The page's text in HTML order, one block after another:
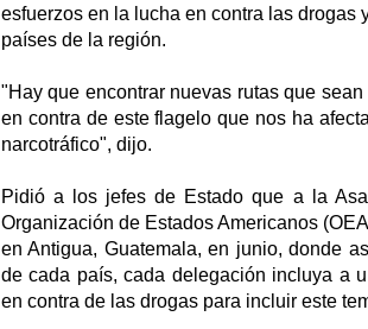
esfuerzos en la lucha en contra las drogas
países de la región.
"Hay que encontrar nuevas rutas que
en contra de este flagelo que nos ha
narcotráfico", dijo.
Pidió a los jefes de Estado que a la
Organización de Estados Americanos
en Antigua, Guatemala, en junio, donde
de cada país, cada delegación incluya a
en contra de las drogas para incluir este